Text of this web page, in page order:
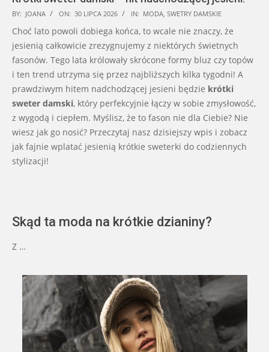
2026-
07-
30
BY: JOANA ON: 30 LIPCA 2026 IN: MODA SWETRY DAMSKIE
Choć lato powoli dobiega końca, to wcale nie znaczy, że
jesienią całkowicie zrezygnujemy z niektórych świetnych
fasonów. Tego lata królowały skrócone formy bluz czy topów
i ten trend utrzyma się przez najbliższych kilka tygodni! A
prawdziwym hitem nadchodzącej jesieni będzie krótki
sweter damski, który perfekcyjnie łączy w sobie zmysłowość,
z wygodą i ciepłem. Myślisz, że to fason nie dla Ciebie? Nie
wiesz jak go nosić? Przeczytaj nasz dzisiejszy wpis i zobacz
jak fajnie wplatać jesienią krótkie sweterki do codziennych
stylizacji!
Skąd ta moda na krótkie dzianiny?
Z …